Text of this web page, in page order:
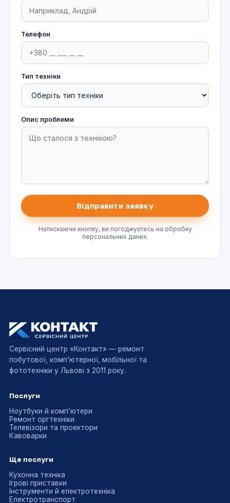
Телефон
Тип техніки
Опис проблеми
Натискаючи кнопку, ви погоджуєтесь на обробку
персональних даних.
Сервісний центр «Контакт» — ремонт
побутової, комп'ютерної, мобільної та
фототехніки у Львові з 2011 року.
Послуги
Ноутбуки й комп’ютери
Ремонт оргтехніки
Телевізори та проектори
Кавоварки
Ще послуги
Кухонна техніка
Ігрові приставки
Інструменти й електротехніка
Електротранспорт